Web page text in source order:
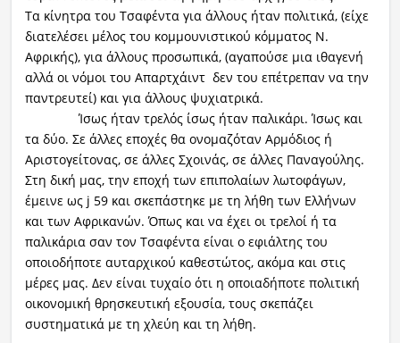
Τα κίνητρα του Τσαφέντα για άλλους ήταν πολιτικά, (είχε
διατελέσει μέλος του κομμουνιστικού κόμματος Ν.
Αφρικής), για άλλους προσωπικά, (αγαπούσε μια ιθαγενή
αλλά οι νόμοι του Απαρτχάιντ δεν του επέτρεπαν να την
παντρευτεί) και για άλλους ψυχιατρικά.
Ίσως ήταν τρελός ίσως ήταν παλικάρι. Ίσως και
τα δύο. Σε άλλες εποχές θα ονομαζόταν Αρμόδιος ή
Αριστογείτονας, σε άλλες Σχοινάς, σε άλλες Παναγούλης.
Στη δική μας, την εποχή των επιπολαίων λωτοφάγων,
έμεινε ως j 59 και σκεπάστηκε με τη λήθη των Ελλήνων
και των Αφρικανών. Όπως και να έχει οι τρελοί ή τα
παλικάρια σαν τον Τσαφέντα είναι ο εφιάλτης του
οποιοδήποτε αυταρχικού καθεστώτος, ακόμα και στις
μέρες μας. Δεν είναι τυχαίο ότι η οποιαδήποτε πολιτική
οικονομική θρησκευτική εξουσία, τους σκεπάζει
συστηματικά με τη χλεύη και τη λήθη.